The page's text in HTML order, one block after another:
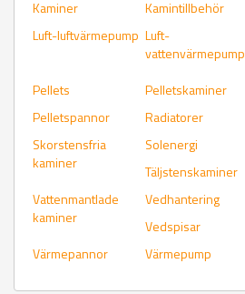
Kaminer
Kamintillbehör
Luft-luftvärmepump Luft-
vattenvärmepump
Pellets
Pelletskaminer
Pelletspannor
Radiatorer
Skorstensfria
kaminer
Solenergi
Täljstenskaminer
Vattenmantlade
kaminer
Vedhantering
Vedspisar
Värmepannor
Värmepump